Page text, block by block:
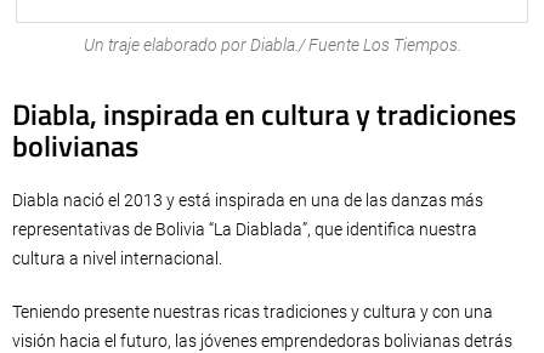
Un traje elaborado por Diabla./ Fuente Los Tiempos.
Diabla, inspirada en cultura y tradiciones
bolivianas
Diabla nació el 2013 y está inspirada en una de las danzas más
representativas de Bolivia “La Diablada”, que identifica nuestra
cultura a nivel internacional.
Teniendo presente nuestras ricas tradiciones y cultura y con una
visión hacia el futuro, las jóvenes emprendedoras bolivianas detrás